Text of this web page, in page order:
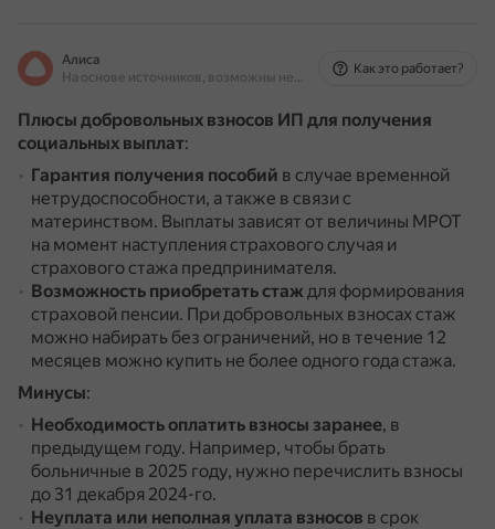
Алиса
На основе источников, возможны неточности
Как это работает?
Плюсы добровольных взносов ИП для получения
социальных выплат:
Гарантия получения пособий в случае временной
нетрудоспособности, а также в связи с
материнством. Выплаты зависят от величины МРОТ
на момент наступления страхового случая и
страхового стажа предпринимателя.
Возможность приобретать стаждля формирования
страховой пенсии. При добровольных взносах стаж
можно набирать без ограничений, но в течение 12
месяцев можно купить не более одного года стажа.
Минусы:
Необходимость оплатить взносы заранее, в
предыдущем году. Например, чтобы брать
больничные в 2025 году, нужно перечислить взносы
до 31 декабря 2024-го.
Неуплата или неполная уплата взносов в срок